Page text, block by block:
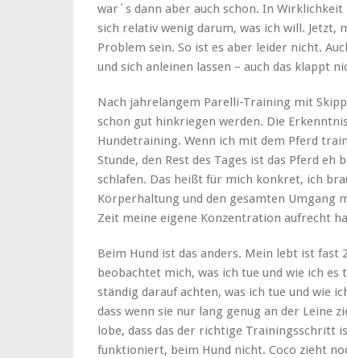
war´s dann aber auch schon. In
sich relativ wenig darum, was ich will. Jetzt,
Problem sein. So ist es aber leider nicht.
und sich anleinen lassen – auch das klappt
Nach jahrelangem Parelli-Training mit
schon gut hinkriegen werden. Die
Hundetraining. Wenn ich mit dem Pferd
Stunde, den Rest des Tages ist das Pferd
schlafen. Das heißt für mich konkret, ich
Körperhaltung und den gesamten Umgang
Zeit meine eigene Konzentration aufrecht
Beim Hund ist das anders. Mein lebt ist fast
beobachtet mich, was ich tue und wie ich
ständig darauf achten, was ich tue und wie
dass wenn sie nur lang genug an der Leine
lobe, dass das der richtige Trainingsschritt
funktioniert, beim Hund nicht. Coco zieht